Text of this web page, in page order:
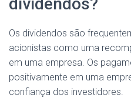
Os dividendos são
acionistas como uma
em uma empresa. Os
positivamente em uma
confiança dos investidores.